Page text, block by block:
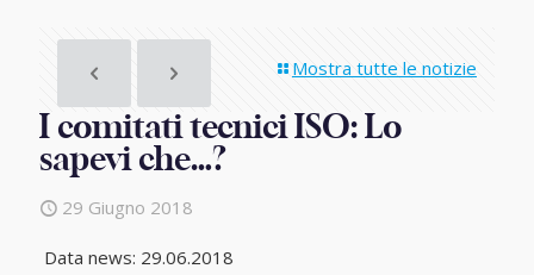
Mostra tutte le notizie
I comitati tecnici ISO: Lo
sapevi che…?
29 Giugno 2018
Data news: 29.06.2018